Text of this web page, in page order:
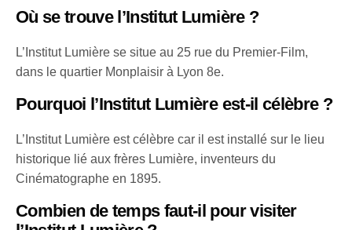
Où se trouve l’Institut Lumière ?
L’Institut Lumière se situe au 25 rue du Premier-Film,
dans le quartier Monplaisir à Lyon 8e.
Pourquoi l’Institut Lumière est-il célèbre ?
L’Institut Lumière est célèbre car il est installé sur le lieu
historique lié aux frères Lumière, inventeurs du
Cinématographe en 1895.
Combien de temps faut-il pour visiter